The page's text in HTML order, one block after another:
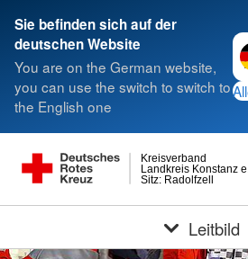
Sie befinden sich auf der
deutschen Website
You are on the German website,
you can use the switch to switch to
the English one
Sitz: Radolfzell
Landkreis Konstanz
Kreisverband
Leitbild